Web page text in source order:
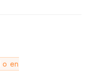
o en